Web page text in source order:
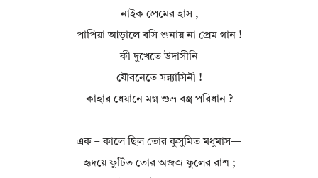
নাইক প্রেমের হাস ,
পাপিয়া আড়ালে বসি শুনায় না প্রেম গান !
কী দুখেতে উদাসীনি
যৌবনেতে সন্ন্যাসিনী !
কাহার ধেয়ানে মগ্ন শুভ্র বস্ত্র পরিধান ?
এক – কালে ছিল তোর কুসুমিত মধুমাস—
হৃদয়ে ফুটিত তোর অজস্র ফুলের রাশ ;